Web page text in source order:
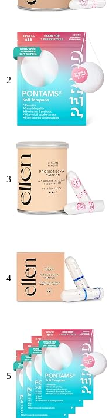
2
3
4
5